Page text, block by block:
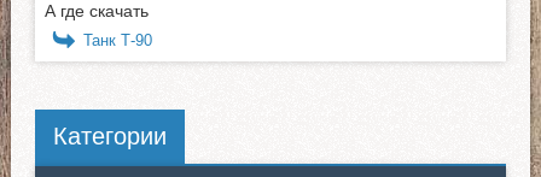
А где скачать
Танк Т-90
Категории